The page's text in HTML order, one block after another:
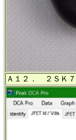
Ａ１２． ２ＳＫ